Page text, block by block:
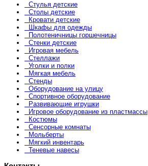
Стулья детские
Столы детские
Кровати детские
Шкафы для одежды
Полотеничницы горшечницы
Стенки детские
Игровая мебель
Стеллажи
Уголки и полки
Мягкая мебель
Стенды
Оборудование на улицу
Спортивное оборудование
Развивающие игрушки
Игровое оборудование из пластмассы
Костюмы
Сенсорные комнаты
Мольберты
Мягкий инвентарь
Теневые навесы